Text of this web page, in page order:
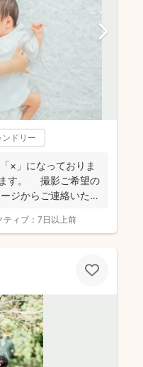
ドリー
×」になっておりま
す。 撮影ご希望の
ジからご連絡いただ
ィブ： 7日以上前